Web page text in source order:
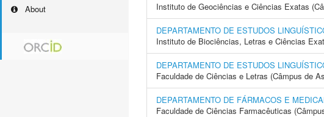
About
Instituto de Geociências e Ciências Exatas
DEPARTAMENTO DE ESTUDOS
Instituto de Biociências, Letras e Ciências
DEPARTAMENTO DE ESTUDOS
Faculdade de Ciências e Letras (Câmpus de
DEPARTAMENTO DE FÁRMACOS E
Faculdade de Ciências Farmacêuticas